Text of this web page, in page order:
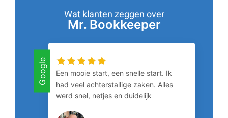
Wat klanten zeggen over
Mr. Bookkeeper
Google
Een mooie start, een snelle start. Ik
had veel achterstallige zaken. Alles
werd snel, netjes en duidelijk